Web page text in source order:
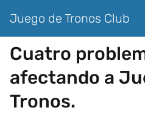
Juego de Tronos Club
Cuatro
afectando a
Tronos.